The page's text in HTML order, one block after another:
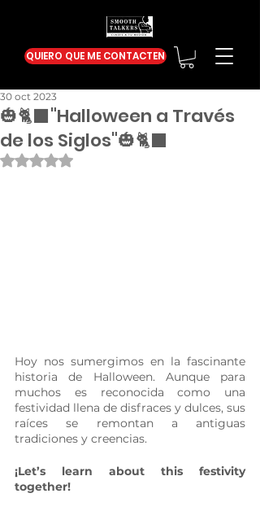
QUIERO QUE ME CONTACTEN
🎃🐈‍⬛"Halloween a Través
de los Siglos"🎃🐈‍⬛
30 oct 2023
Obtuvo NaN de 5 estrellas.
Hoy nos sumergimos en la fascinante
historia de Halloween. Aunque para
muchos es reconocida como una
festividad llena de disfraces y dulces, sus
raíces se remontan a antiguas
tradiciones y creencias.
¡Let’s learn about this festivity
together!